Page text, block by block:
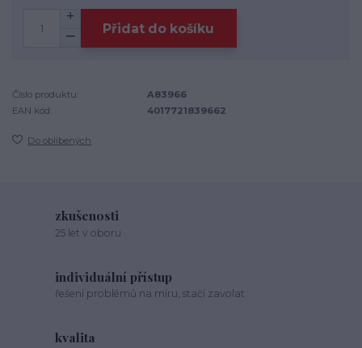
Přidat do košíku
Číslo produktu:
A83966
EAN kód:
4017721839662
Do oblíbených
zkušenosti
25 let v oboru
individuální přístup
řešení problémů na míru, stačí zavolat
kvalita